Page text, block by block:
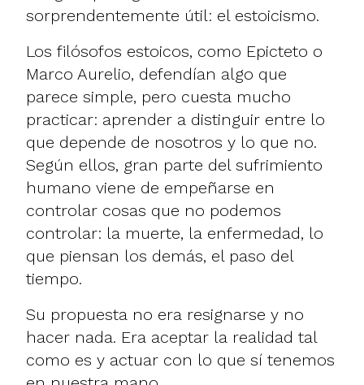
sorprendentemente útil: el estoicismo.
Los filósofos estoicos, como Epicteto o
Marco Aurelio, defendían algo que
parece simple, pero cuesta mucho
practicar: aprender a distinguir entre lo
que depende de nosotros y lo que no.
Según ellos, gran parte del sufrimiento
humano viene de empeñarse en
controlar cosas que no podemos
controlar: la muerte, la enfermedad, lo
que piensan los demás, el paso del
tiempo.
Su propuesta no era resignarse y no
hacer nada. Era aceptar la realidad tal
como es y actuar con lo que sí tenemos